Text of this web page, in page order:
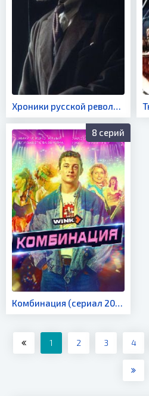
Хроники русской революции (сериал 2025)
8 серий
Комбинация (сериал 2024)
1 2 3 4